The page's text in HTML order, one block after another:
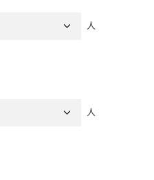
人
人